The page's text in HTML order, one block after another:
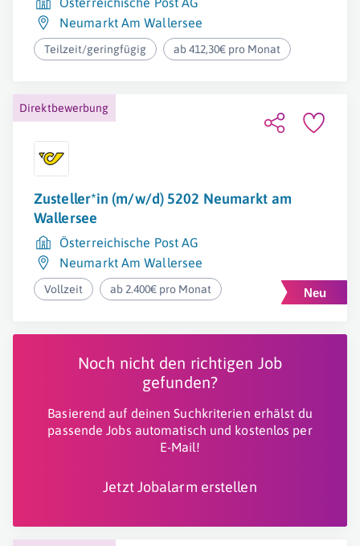
Neumarkt Am Wallersee
Teilzeit/geringfügig ab 412,30€ pro Monat
Direktbewerbung
Zusteller*in (m/w/d) 5202 Neumarkt am
Wallersee
Österreichische Post AG
Neumarkt Am Wallersee
Vollzeit ab 2.400€ pro Monat
Noch nicht den richtigen Job
gefunden?
Basierend auf deinen Suchkriterien erhälst du
passende Jobs automatisch und kostenlos per
E-Mail!
Jetzt Jobalarm erstellen